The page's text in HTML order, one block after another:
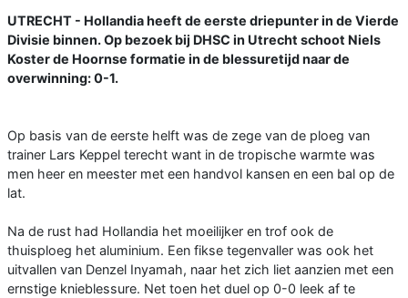
UTRECHT - Hollandia heeft de eerste driepunter in de Vierde
Divisie binnen. Op bezoek bij DHSC in Utrecht schoot Niels
Koster de Hoornse formatie in de blessuretijd naar de
overwinning: 0-1.
Op basis van de eerste helft was de zege van de ploeg van
trainer Lars Keppel terecht want in de tropische warmte was
men heer en meester met een handvol kansen en een bal op de
lat.
Na de rust had Hollandia het moeilijker en trof ook de
thuisploeg het aluminium. Een fikse tegenvaller was ook het
uitvallen van Denzel Inyamah, naar het zich liet aanzien met een
ernstige knieblessure. Net toen het duel op 0-0 leek af te